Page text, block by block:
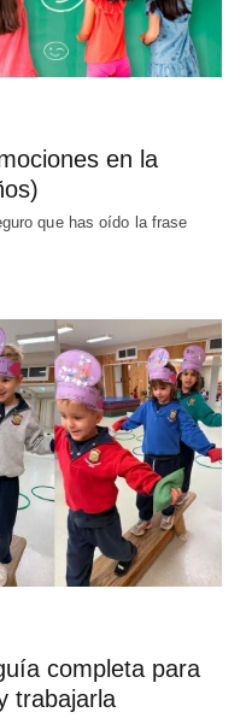
en la
que has oído la frase
completa para
trabajarla